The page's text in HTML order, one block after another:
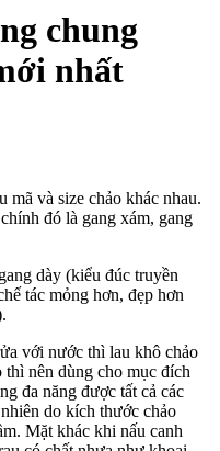
chung
nhất
mã và size chảo khác nhau.
đó là gang xám, gang
dày (kiểu đúc truyền
tác mỏng hơn, đẹp hơn
với nước thì lau khô chảo
nên dùng cho mục đích
đa năng được tất cả các
do kích thước chảo
Mặt khác khi nấu canh